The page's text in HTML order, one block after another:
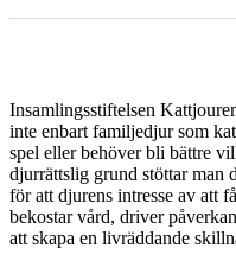
Insamlingsstiftelsen
inte enbart familjedjur som
spel eller behöver bli bättre
djurrättslig grund stöttar man
för att djurens intresse av att
bekostar vård, driver
att skapa en livräddande